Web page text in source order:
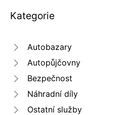
Kategorie
Autobazary
Autopůjčovny
Bezpečnost
Náhradní díly
Ostatní služby